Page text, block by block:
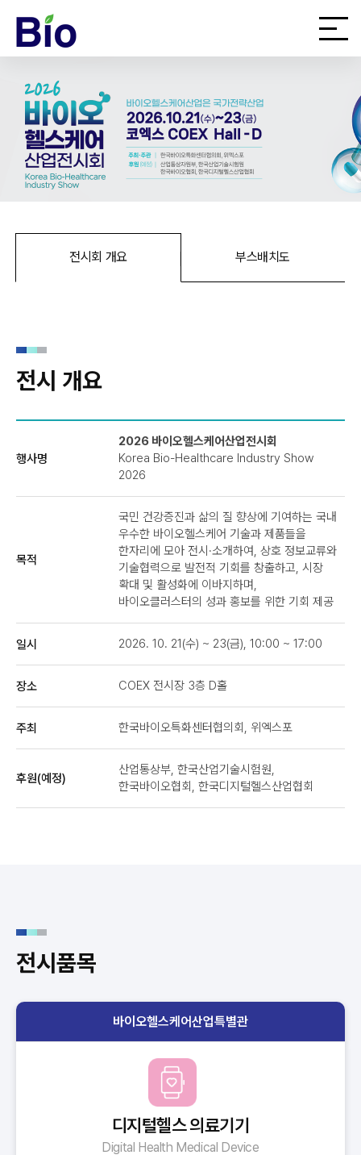
전시회 개요 부스배치도
전시 개요
행사명
2026 바이오헬스케어산업전시회
Korea Bio-Healthcare Industry Show
2026
목적
국민 건강증진과 삶의 질 향상에 기여하는 국내
우수한 바이오헬스케어 기술과 제품들을
한자리에 모아 전시·소개하여, 상호 정보교류와
기술협력으로 발전적 기회를 창출하고, 시장
확대 및 활성화에 이바지하며,
바이오클러스터의 성과 홍보를 위한 기회 제공
일시 2026. 10. 21(수) ~ 23(금), 10:00 ~ 17:00
장소 COEX 전시장 3층 D홀
주최 한국바이오특화센터협의회, 위엑스포
후원(예정)
산업통상부, 한국산업기술시험원,
한국바이오협회, 한국디지털헬스산업협회
전시품목
바이오헬스케어산업특별관
디지털헬스 의료기기
Digital Health Medical Device